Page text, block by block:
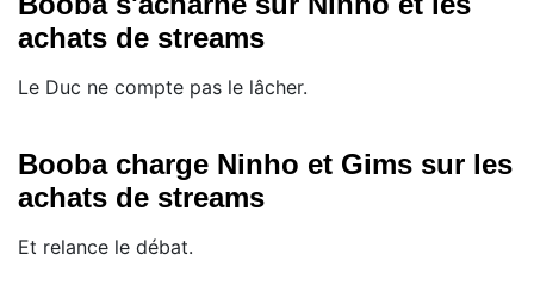
achats de streams
Le Duc ne compte pas le lâcher.
Booba charge Ninho et Gims sur les
achats de streams
Et relance le débat.